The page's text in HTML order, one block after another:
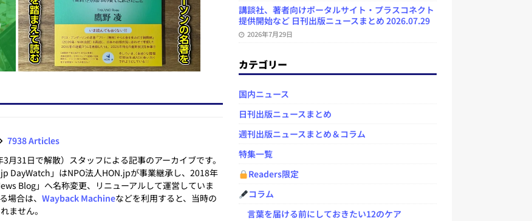
7938 Articles
31日で解散）スタッフによる記事のアーカイブです。
DayWatch」はNPO法人HON.jpが事業継承し、2018年
Blog」へ名称変更、リニューアルして運営していま
場合は、 Wayback Machineなどを利用すると、当時の
ません。
講談社、著者向けポータルサイト・プラスコネクト
提供開始など 日刊出版ニュースまとめ 2026.07.29
2026年7月29日
カテゴリー
国内ニュース
日刊出版ニュースまとめ
週刊出版ニュースまとめ＆コラム
特集一覧
Readers限定
コラム
言葉を届ける前にしておきたい12のケア